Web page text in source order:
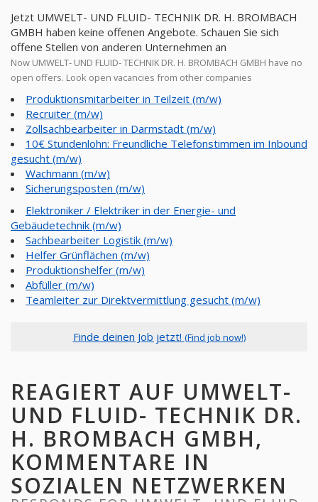
Jetzt UMWELT- UND FLUID- TECHNIK DR. H. BROMBACH
GMBH haben keine offenen Angebote. Schauen Sie sich
offene Stellen von anderen Unternehmen an
Now UMWELT- UND FLUID- TECHNIK DR. H. BROMBACH GMBH have no
open offers. Look open vacancies from other companies
Produktionsmitarbeiter in Teilzeit (m/w)
Recruiter (m/w)
Zollsachbearbeiter in Darmstadt (m/w)
10€ Stundenlohn: Freundliche Telefonstimmen im Inbound
gesucht (m/w)
Wachmann (m/w)
Sicherungsposten (m/w)
Elektroniker / Elektriker in der Energie- und
Gebäudetechnik (m/w)
Sachbearbeiter Logistik (m/w)
Helfer Grünflächen (m/w)
Produktionshelfer (m/w)
Abfüller (m/w)
Teamleiter zur Direktvermittlung gesucht (m/w)
Finde deinen Job jetzt! (Find job now!)
REAGIERT AUF UMWELT-
UND FLUID- TECHNIK DR.
H. BROMBACH GMBH,
KOMMENTARE IN
SOZIALEN NETZWERKEN